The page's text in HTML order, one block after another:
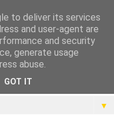
▼
to deliver its services
and user-agent are
and security
generate usage
abuse.
GOT IT